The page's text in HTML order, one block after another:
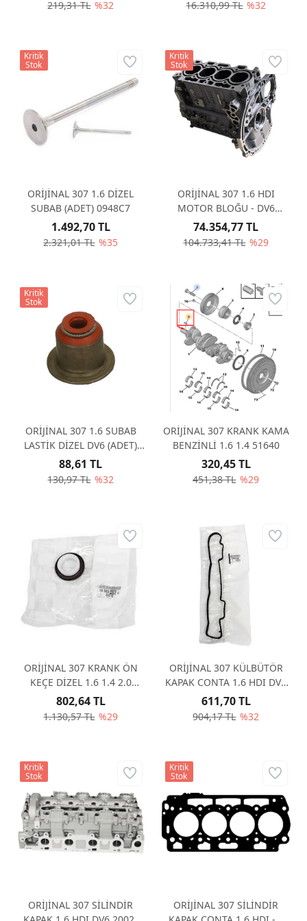
219,31 TL %32 16.310,99 TL %32
ORİJİNAL 307 1.6 DİZEL
SUBAB (ADET) 0948C7
2.321,01 TL %35
1.492,70 TL
Kritik
Stok
ORİJİNAL 307 1.6 HDI
MOTOR BLOĞU - DV6
0130Z4
104.733,41 TL %29
74.354,77 TL
Kritik
Stok
ORİJİNAL 307 1.6 SUBAB
LASTİK DİZEL DV6 (ADET)
95651
130,97 TL %32
88,61 TL
Kritik
Stok
ORİJİNAL 307 KRANK KAMA
BENZİNLİ 1.6 1.4 51640
451,38 TL %29
320,45 TL
ORİJİNAL 307 KRANK ÖN
KEÇE DİZEL 1.6 1.4 2.0
BENZİNLİ 40*55*6,4
1608940680
1.130,57 TL %29
802,64 TL
ORİJİNAL 307 KÜLBÜTÖR
KAPAK CONTA 1.6 HDI DV6
0249C2
904,17 TL %32
611,70 TL
ORİJİNAL 307 SİLİNDİR
Kritik
Stok
ORİJİNAL 307 SİLİNDİR
Kritik
Stok